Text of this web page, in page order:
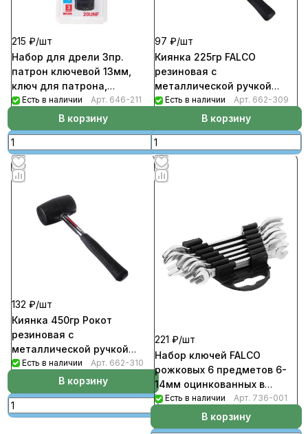
215 ₽/шт
Набор для дрели 3пр.
патрон ключевой 13мм,
ключ для патрона,
переходник SDS plus Falco
(50шт/кор)
Есть в наличии Арт. 646-211
В корзину
97 ₽/шт
Киянка 225гр FALCO
резиновая с
металлической ручкой
(60шт/кор)
Есть в наличии Арт. 662-309
В корзину
132 ₽/шт
Киянка 450гр Рокот
резиновая с
металлической ручкой
(40шт/кор)
Есть в наличии Арт. 662-310
В корзину
221 ₽/шт
Набор ключей FALCO
рожковых 6 предметов 6-
14мм оцинкованных в
пластиковом подвесе
Есть в наличии Арт. 736-001
В корзину